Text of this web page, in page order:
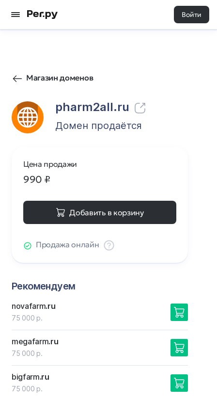
Войти
Магазин доменов
pharm2all.ru
0 0
Домен продаётся
Цена продажи
990 ₽
Добавить в корзину
Продажа онлайн
Рекомендуем
novafarm.ru
75 000 р.
megafarm.ru
75 000 р.
bigfarm.ru
75 000 р.